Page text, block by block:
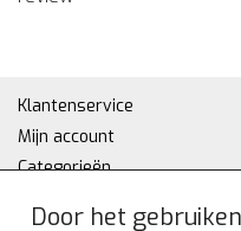
Klantenservice
Mijn account
Categorieën
Door het